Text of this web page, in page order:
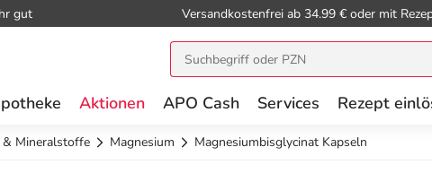
gut Versandkostenfrei ab 34.99 € oder mit
Aktionen APO Cash Services Rezept
Mineralstoffe Magnesium Magnesiumbisglycinat Kapseln